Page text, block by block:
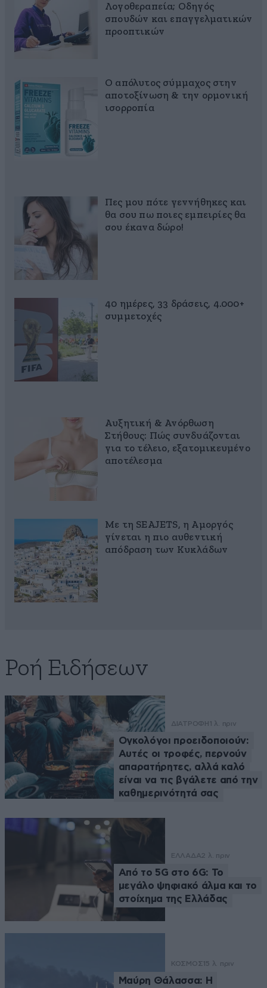
Λογοθεραπεία; Οδηγός
σπουδών και επαγγελματικών
προοπτικών
Ο απόλυτος σύμμαχος στην
αποτοξίνωση & την ορμονική
ισορροπία
Πες μου πότε γεννήθηκες και
θα σου πω ποιες εμπειρίες θα
σου έκανα δώρο!
40 ημέρες, 33 δράσεις, 4.000+
συμμετοχές
Αυξητική & Ανόρθωση
Στήθους: Πώς συνδυάζονται
για το τέλειο, εξατομικευμένο
αποτέλεσμα
Με τη SEAJETS, η Αμοργός
γίνεται η πιο αυθεντική
απόδραση των Κυκλάδων
Ροή Ειδήσεων
ΔΙΑΤΡΟΦΗ 1 λ. πριν
Ογκολόγοι προειδοποιούν:
Αυτές οι τροφές, περνούν
απαρατήρητες, αλλά καλό
είναι να τις βγάλετε από την
καθημερινότητά σας
ΕΛΛΑΔΑ2 λ. πριν
Από το 5G στο 6G: Το
μεγάλο ψηφιακό άλμα και το
στοίχημα της Ελλάδας
ΚΟΣΜΟΣ 15 λ. πριν
Μαύρη Θάλασσα: Η